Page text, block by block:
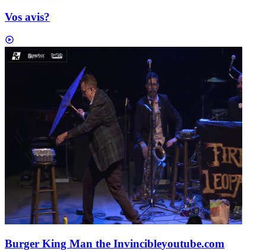
Vos avis?
Burger King Man the Invincibleyoutube.com